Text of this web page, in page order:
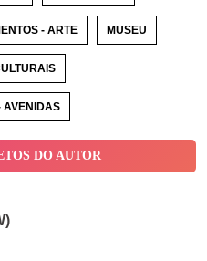
- ARTE MUSEU
AVENIDAS
DO AUTOR